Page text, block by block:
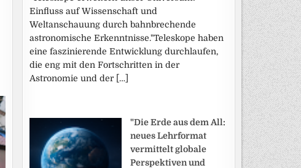
Einfluss auf Wissenschaft und
Weltanschauung durch bahnbrechende
astronomische Erkenntnisse."Teleskope haben
eine faszinierende Entwicklung durchlaufen,
die eng mit den Fortschritten in der
Astronomie und der […]
"Die Erde aus dem All:
neues Lehrformat
vermittelt globale
Perspektiven und